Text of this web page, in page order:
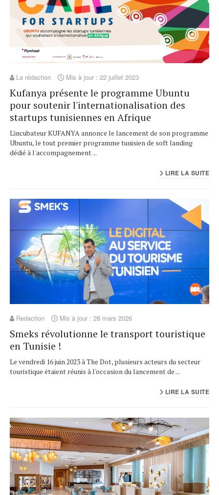
La rédaction Mis à jour : 22 juillet 2023
Kufanya présente le programme Ubuntu
pour soutenir l'internationalisation des
startups tunisiennes en Afrique
L'incubateur KUFANYA annonce le lancement de son programme
Ubuntu, le tout premier programme tunisien de soft landing
dédié à l'accompagnement ...
LIRE LA SUITE
Redaction Mis à jour : 28 mars 2026
Smeks révolutionne le transport touristique
en Tunisie !
Le vendredi 16 juin 2023 à The Dot, plusieurs acteurs du secteur
touristique étaient réunis à l'occasion du lancement de ...
LIRE LA SUITE